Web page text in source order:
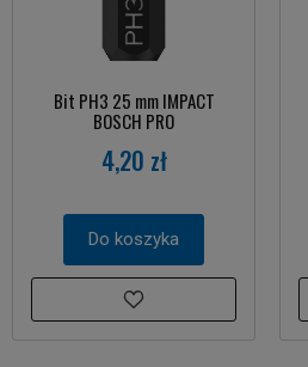
Bit PH3 25 mm IMPACT
BOSCH PRO
4,20 zł
Do koszyka